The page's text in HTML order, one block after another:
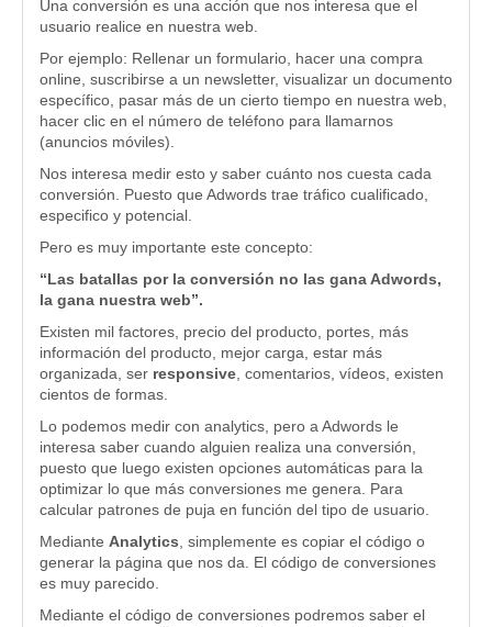
Una conversión es una acción que nos interesa que el
usuario realice en nuestra web.
Por ejemplo: Rellenar un formulario, hacer una compra
online, suscribirse a un newsletter, visualizar un documento
específico, pasar más de un cierto tiempo en nuestra web,
hacer clic en el número de teléfono para llamarnos
(anuncios móviles).
Nos interesa medir esto y saber cuánto nos cuesta cada
conversión. Puesto que Adwords trae tráfico cualificado,
especifico y potencial.
Pero es muy importante este concepto:
“Las batallas por la conversión no las gana Adwords,
la gana nuestra web”.
Existen mil factores, precio del producto, portes, más
información del producto, mejor carga, estar más
organizada, ser responsive , comentarios, vídeos, existen
cientos de formas.
Lo podemos medir con analytics, pero a Adwords le
interesa saber cuando alguien realiza una conversión,
puesto que luego existen opciones automáticas para la
optimizar lo que más conversiones me genera. Para
calcular patrones de puja en función del tipo de usuario.
Mediante Analytics , simplemente es copiar el código o
generar la página que nos da. El código de conversiones
es muy parecido.
Mediante el código de conversiones podremos saber el